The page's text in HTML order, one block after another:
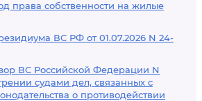
права собственности на жилые
ВС РФ от 01.07.2026 N 24-
ВС Российской Федерации N
судами дел, связанных с
о противодействии